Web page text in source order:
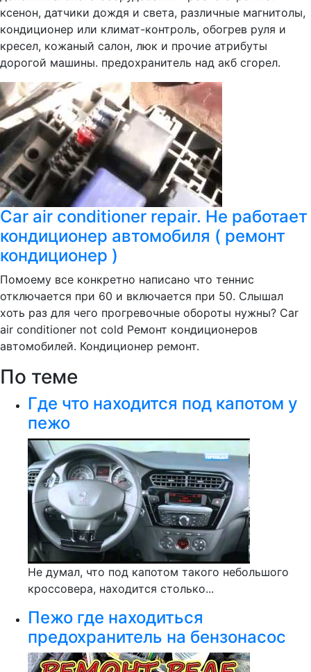
ксенон, датчики дождя и света, различные магнитолы,
кондиционер или климат-контроль, обогрев руля и
кресел, кожаный салон, люк и прочие атрибуты
дорогой машины. предохранитель над акб сгорел.
Car air conditioner repair. Не работает
кондиционер автомобиля ( ремонт
кондиционер )
Помоему все конкретно написано что теннис
отключается при 60 и включается при 50. Слышал
хоть раз для чего прогревочные обороты нужны? Car
air conditioner not cold Ремонт кондиционеров
автомобилей. Кондиционер ремонт.
По теме
Где что находится под капотом у
пежо
Не думал, что под капотом такого небольшого
кроссовера, находится столько...
Пежо где находиться
предохранитель на бензонасос